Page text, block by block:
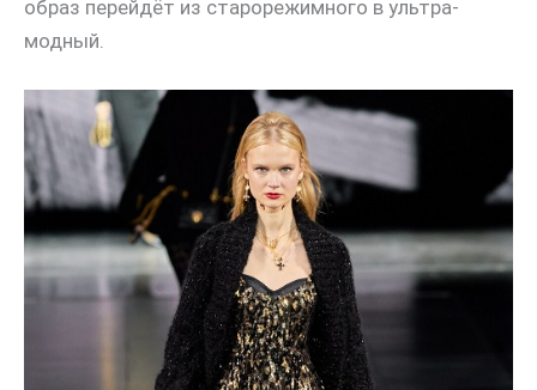
образ перейдёт из старорежимного в ультра-
модный.